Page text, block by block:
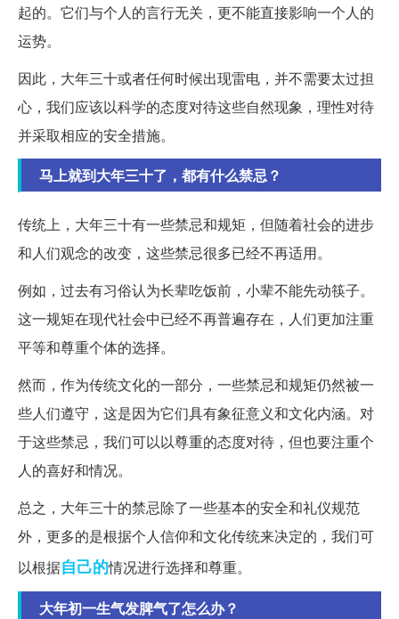
起的。它们与个人的言行无关，更不能直接影响一个人的
运势。
因此，大年三十或者任何时候出现雷电，并不需要太过担
心，我们应该以科学的态度对待这些自然现象，理性对待
并采取相应的安全措施。
马上就到大年三十了，都有什么禁忌？
传统上，大年三十有一些禁忌和规矩，但随着社会的进步
和人们观念的改变，这些禁忌很多已经不再适用。
例如，过去有习俗认为长辈吃饭前，小辈不能先动筷子。
这一规矩在现代社会中已经不再普遍存在，人们更加注重
平等和尊重个体的选择。
然而，作为传统文化的一部分，一些禁忌和规矩仍然被一
些人们遵守，这是因为它们具有象征意义和文化内涵。对
于这些禁忌，我们可以以尊重的态度对待，但也要注重个
人的喜好和情况。
总之，大年三十的禁忌除了一些基本的安全和礼仪规范
外，更多的是根据个人信仰和文化传统来决定的，我们可
以根据自己的情况进行选择和尊重。
大年初一生气发脾气了怎么办？